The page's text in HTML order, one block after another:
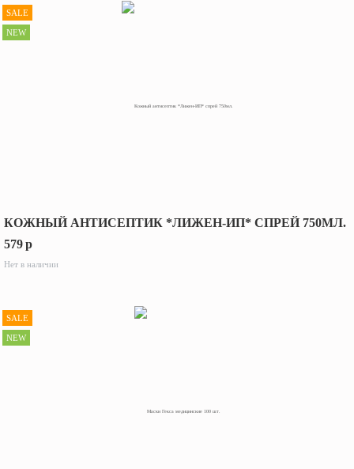
КОЖНЫЙ АНТИСЕПТИК *ЛИЖЕН-ИП* СПРЕЙ 750МЛ.
579p
Нет в наличии
SALE
NEW
SALE
NEW